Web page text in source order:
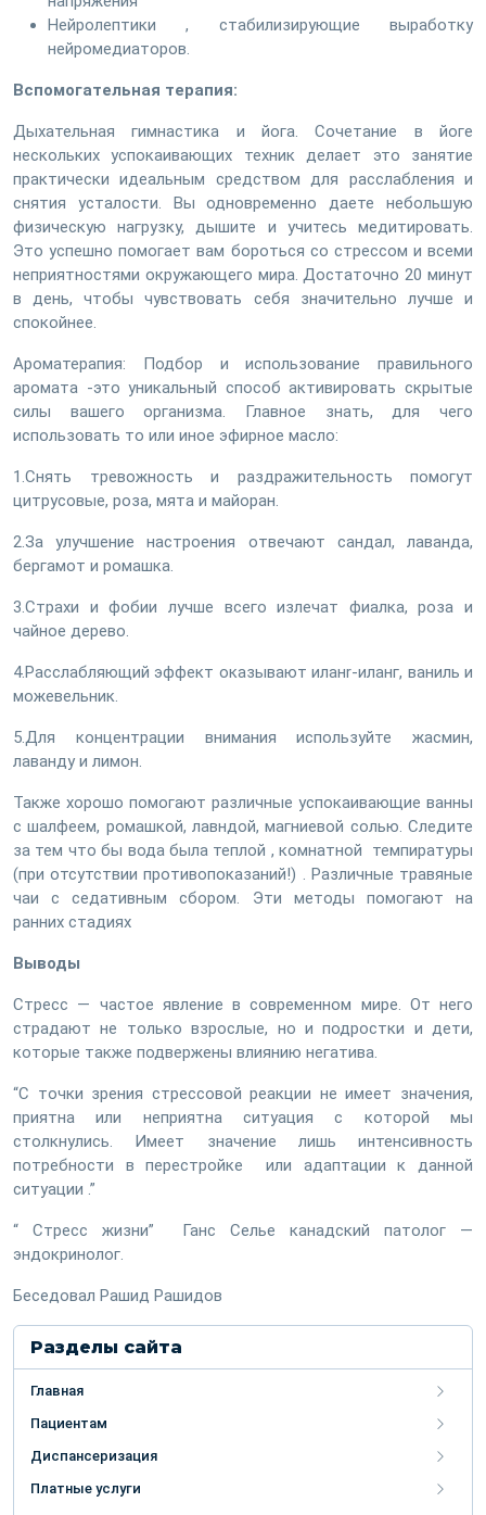
Нейролептики , стабилизирующие выработку
нейромедиаторов.
Вспомогательная терапия:
Дыхательная гимнастика и йога. Сочетание в йоге
нескольких успокаивающих техник делает это занятие
практически идеальным средством для расслабления и
снятия усталости. Вы одновременно даете небольшую
физическую нагрузку, дышите и учитесь медитировать.
Это успешно помогает вам бороться со стрессом и всеми
неприятностями окружающего мира. Достаточно 20 минут
в день, чтобы чувствовать себя значительно лучше и
спокойнее.
Ароматерапия: Подбор и использование правильного
аромата -это уникальный способ активировать скрытые
силы вашего организма. Главное знать, для чего
использовать то или иное эфирное масло:
1.Снять тревожность и раздражительность помогут
цитрусовые, роза, мята и майоран.
2.За улучшение настроения отвечают сандал, лаванда,
бергамот и ромашка.
3.Страхи и фобии лучше всего излечат фиалка, роза и
чайное дерево.
4.Расслабляющий эффект оказывают иланr-иланг, ваниль и
можевельник.
5.Для концентрации внимания используйте жасмин,
лаванду и лимон.
Также хорошо помогают различные успокаивающие ванны
с шалфеем, ромашкой, лавндой, магниевой солью. Следите
за тем что бы вода была теплой , комнатной темпиратуры
(при отсутствии противопоказаний!) . Различные травяные
чаи с седативным сбором. Эти методы помогают на
ранних стадиях
Выводы
Стресс — частое явление в современном мире. От него
страдают не только взрослые, но и подростки и дети,
которые также подвержены влиянию негатива.
“С точки зрения стрессовой реакции не имеет значения,
приятна или неприятна ситуация с которой мы
столкнулись. Имеет значение лишь интенсивность
потребности в перестройке или адаптации к данной
ситуации .”
“ Стресс жизни” Ганс Селье канадский патолог —
эндокринолог.
Беседовал Рашид Рашидов
Разделы сайта
Главная
Пациентам
Диспансеризация
Платные услуги